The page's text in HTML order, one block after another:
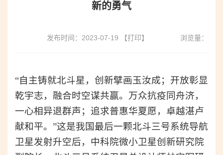
新的勇气
发布时间：2023-07-19 【打印】 浏览量：
“自主铸就北斗星，创新擘画玉汝成；开放彰显
乾宇志，融合时空谋共赢。万众抗疫同舟济，
一心相异退群声；追求普惠华夏愿，卓越湛卢
献和平。”这是我国最后一颗北斗三号系统导航
卫星发射升空后，中科院微小卫星创新研究院